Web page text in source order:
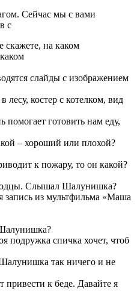
Сейчас мы с вами
с
на каком
слайды с изображением
лесу, костер с котелком, вид
помогает готовить нам еду,
– хороший или плохой?
к пожару, то он какой?
Слышал Шалунишка?
запись из мультфильма «Маша
спичка хочет, чтоб
так ничего и не
к беде. Давайте я